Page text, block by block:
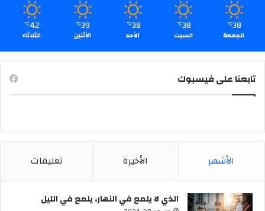
38
℃
الجمعة
38
℃
السبت
38
℃
الأحد
39
℃
الأثنين
42
℃
الثلاثاء
تابعنا على فيسبوك
الأشهر الأخيرة تعليقات
الذي لا يلمع في النهار، يلمع في الليل